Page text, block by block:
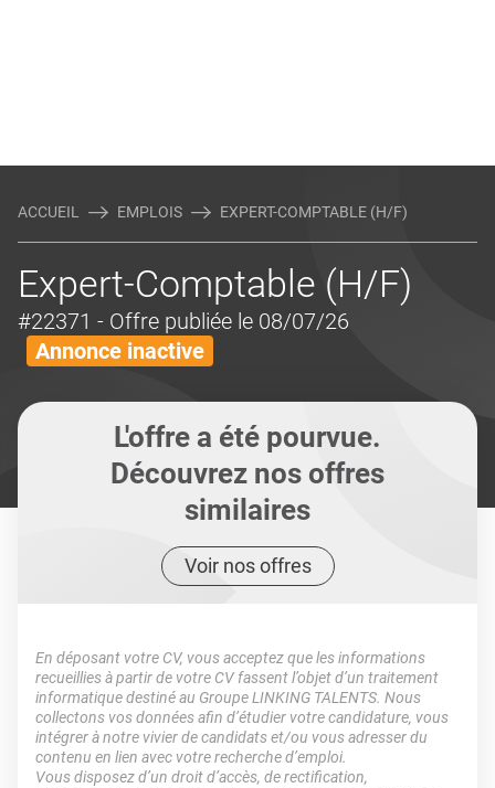
ACCUEIL EMPLOIS EXPERT-COMPTABLE (H/F)
Expert-Comptable (H/F)
#22371 - Offre publiée le 08/07/26
Annonce inactive
L'offre a été pourvue.
Découvrez nos offres
similaires
Voir nos offres
En déposant votre CV, vous acceptez que les informations
recueillies à partir de votre CV fassent l’objet d’un traitement
informatique destiné au Groupe LINKING TALENTS. Nous
collectons vos données afin d’étudier votre candidature, vous
intégrer à notre vivier de candidats et/ou vous adresser du
contenu en lien avec votre recherche d’emploi.
Vous disposez d’un droit d’accès, de rectification,